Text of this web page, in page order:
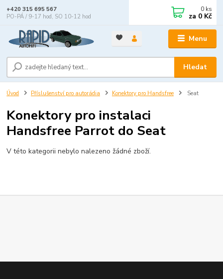
Menu
Hledat
+420 315 695 567
PO-PÁ / 9-17 hod, SO 10-12 hod
0 ks
za 0 Kč
Úvod Příslušenství pro autorádia Konektory pro Handsfree Seat
Konektory pro instalaci
Handsfree Parrot do Seat
V této kategorii nebylo nalezeno žádné zboží.